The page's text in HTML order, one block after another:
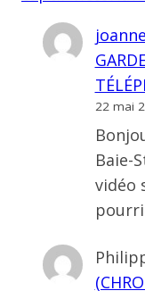
22 mai
Baie-
vidéo